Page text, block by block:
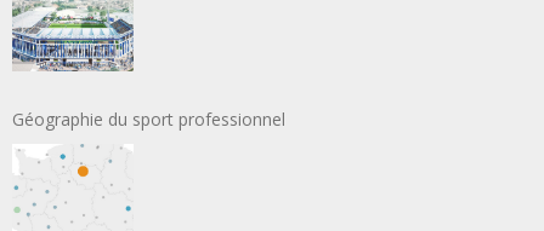
Géographie du sport professionnel